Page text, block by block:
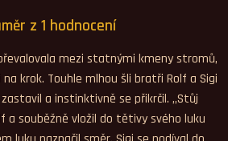
z 1 hodnocení
mezi statnými kmeny stromů,
krok. Touhle mlhou šli bratři Rolf a Sigi
a instinktivně se přikrčil. ,,Stůj
a souběžně vložil do tětivy svého luku